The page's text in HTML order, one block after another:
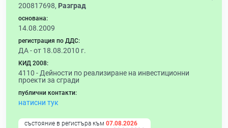
200817698, Разград
основана:
14.08.2009
регистрация по ДДС:
ДА - от 18.08.2010 г.
КИД 2008:
4110 - Дейности по реализиране на инвестиционни
проекти за сгради
публични контакти:
натисни тук
състояние в регистъра към 07.08.2026